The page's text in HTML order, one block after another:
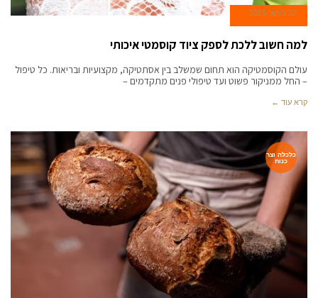
22 במאי 2025
למה חשוב ללכת לספק ציוד קוסמטי איכותי
עולם הקוסמטיקה הוא תחום שמשלב בין אסתטיקה, מקצועיות ובריאות. כל טיפול
– החל ממניקור פשוט ועד טיפולי פנים מתקדמים –
קרא עוד ←
כלכלה וצר
כנות